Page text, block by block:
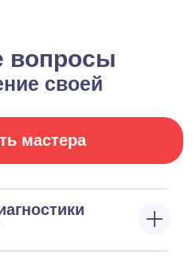
вопросы
своей
мастера